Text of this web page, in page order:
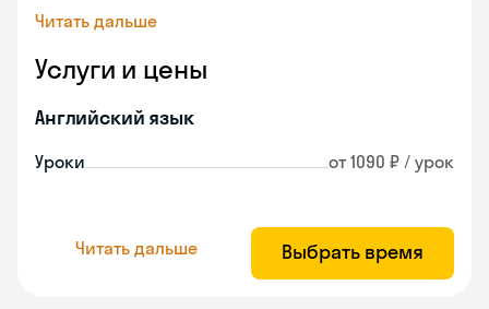
Читать дальше
Услуги и цены
Английский язык
Уроки от 1090 ₽ / урок
Читать дальше Выбрать время